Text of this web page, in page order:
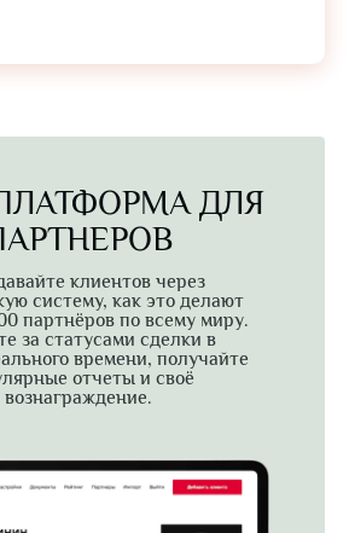
ДЛЯ
клиентов через
систему, как это делают
партнёров по всему миру.
за статусами сделки в
времени, получайте
отчеты и своё
вознаграждение.